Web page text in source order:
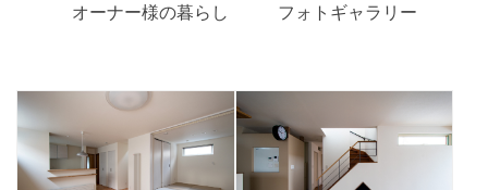
オーナー様の暮らし フォトギャラリー